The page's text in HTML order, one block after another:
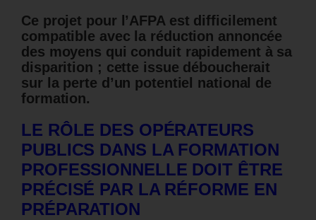
Ce projet pour l’AFPA est difficilement
compatible avec la réduction annoncée
des moyens qui conduit rapidement à sa
disparition ; cette issue déboucherait
sur la perte d’un potentiel national de
formation.
LE RÔLE DES OPÉRATEURS
PUBLICS DANS LA FORMATION
PROFESSIONNELLE DOIT ÊTRE
PRÉCISÉ PAR LA RÉFORME EN
PRÉPARATION